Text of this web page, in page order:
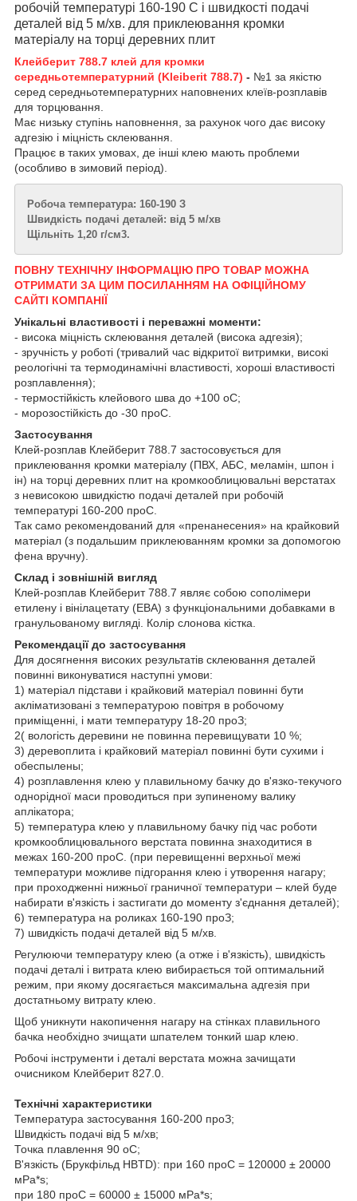
робочій температурі 160-190 С і швидкості подачі
деталей від 5 м/хв. для приклеювання кромки
матеріалу на торці деревних плит
Клейберит 788.7 клей для кромки
середньотемпературний (Kleiberit 788.7) - №1 за якістю
серед середньотемпературних наповнених клеїв-розплавів
для торцювання.
Має низьку ступінь наповнення, за рахунок чого дає високу
адгезію і міцність склеювання.
Працює в таких умовах, де інші клею мають проблеми
(особливо в зимовий період).
Робоча температура: 160-190 З
Швидкість подачі деталей: від 5 м/хв
Щільніть 1,20 г/см3.
ПОВНУ ТЕХНІЧНУ ІНФОРМАЦІЮ ПРО ТОВАР МОЖНА
ОТРИМАТИ ЗА ЦИМ ПОСИЛАННЯМ НА ОФІЦІЙНОМУ
САЙТІ КОМПАНІЇ
Унікальні властивості і переважні моменти:
- висока міцність склеювання деталей (висока адгезія);
- зручність у роботі (тривалий час відкритої витримки, високі
реологічні та термодинамічні властивості, хороші властивості
розплавлення);
- термостійкість клейового шва до +100 оС;
- морозостійкість до -30 проС.
Застосування
Клей-розплав Клейберит 788.7 застосовується для
приклеювання кромки матеріалу (ПВХ, АБС, меламін, шпон і
ін) на торці деревних плит на кромкооблицювальні верстатах
з невисокою швидкістю подачі деталей при робочій
температурі 160-200 проС.
Так само рекомендований для «пренанесения» на крайковий
матеріал (з подальшим приклеюванням кромки за допомогою
фена вручну).
Склад і зовнішній вигляд
Клей-розплав Клейберит 788.7 являє собою сополімери
етилену і вінілацетату (ЕВА) з функціональними добавками в
гранульованому вигляді. Колір слонова кістка.
Рекомендації до застосування
Для досягнення високих результатів склеювання деталей
повинні виконуватися наступні умови:
1) матеріал підстави і крайковий матеріал повинні бути
акліматизовані з температурою повітря в робочому
приміщенні, і мати температуру 18-20 проЗ;
2( вологість деревини не повинна перевищувати 10 %;
3) деревоплита і крайковий матеріал повинні бути сухими і
обеспылены;
4) розплавлення клею у плавильному бачку до в'язко-текучого
однорідної маси проводиться при зупиненому валику
аплікатора;
5) температура клею у плавильному бачку під час роботи
кромкооблицювального верстата повинна знаходитися в
межах 160-200 проС. (при перевищенні верхньої межі
температури можливе підгорання клею і утворення нагару;
при проходженні нижньої граничної температури – клей буде
набирати в'язкість і застигати до моменту з'єднання деталей);
6) температура на роликах 160-190 проЗ;
7) швидкість подачі деталей від 5 м/хв.
Регулюючи температуру клею (а отже і в'язкість), швидкість
подачі деталі і витрата клею вибирається той оптимальний
режим, при якому досягається максимальна адгезія при
достатньому витрату клею.
Щоб уникнути накопичення нагару на стінках плавильного
бачка необхідно зчищати шпателем тонкий шар клею.
Робочі інструменти і деталі верстата можна зачищати
очисником Клейберит 827.0.
Технічні характеристики
Температура застосування 160-200 проЗ;
Швидкість подачі від 5 м/хв;
Точка плавлення 90 оС;
В'язкість (Брукфільд HBTD): при 160 проС = 120000 ± 20000
мРа*s;
при 180 проС = 60000 ± 15000 мРа*s;